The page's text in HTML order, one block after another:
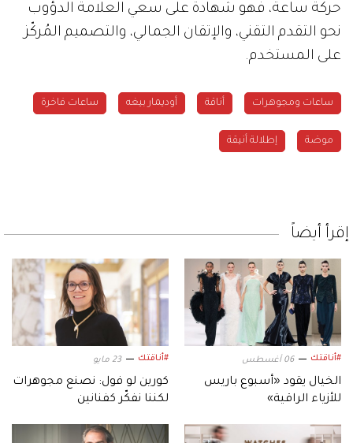
حركة ساعة، فهو شهادة على سعي العلامة الدؤوب
نحو التقدم التقني، والإتقان الجمالي، والتصميم المُركّز
على المستخدم.
ساعات ومجوهرات أناقة أوديمار بيغه ساعات فاخرة
موضة إطلالة أنيقة
إقرأ أيضاً
#أناقتك 06 أغسطس
الخيال يقود «أسبوع باريس
للأزياء الراقية»
#أناقتك 23 مايو
كورين لو فول: نصنع مجوهرات
لكننا نفكّر كفنانين